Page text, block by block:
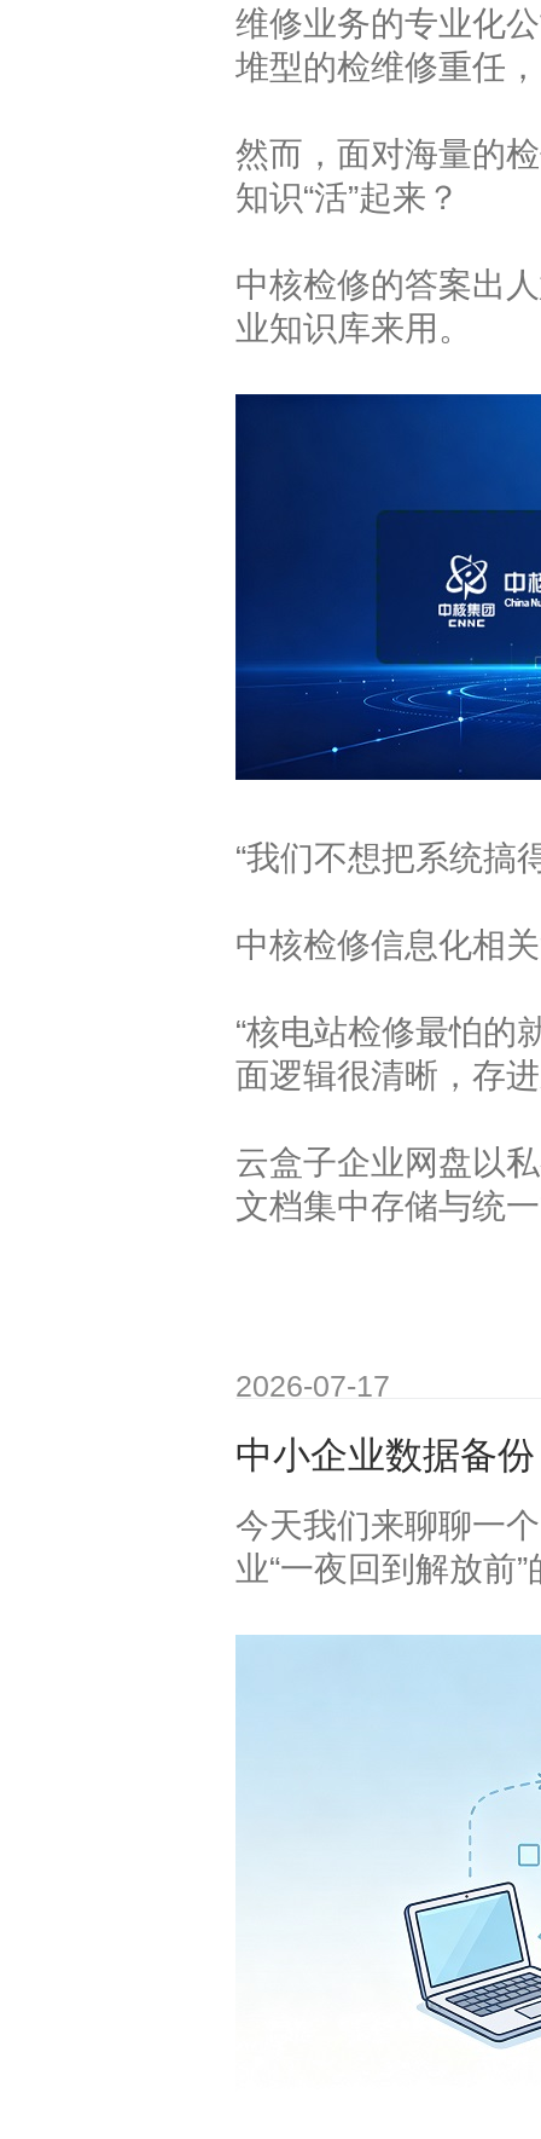
维修业务的专业化
堆型的检维修重任
然而，面对海量的
知识“活”起来？
中核检修的答案出
业知识库来用。
“我们不想把系统搞
中核检修信息化相
“核电站检修最怕的
面逻辑很清晰，存
云盒子企业网盘以
文档集中存储与统
2026-07-17
中小企业数据备
今天我们来聊聊一
业“一夜回到解放前